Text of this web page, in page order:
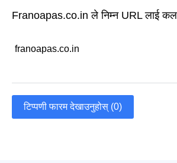
Franoapas.co.in ले निम्न URL लाई
franoapas.co.in
टिप्पणी फारम देखाउनुहोस् (0)